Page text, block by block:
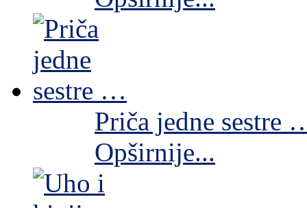
Priča jedne sestre
Opširnije...